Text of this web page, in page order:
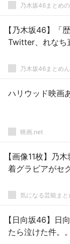
乃木坂46まとめの
【乃木坂46】「
Twitter、れなち
乃木坂46まとめ
ハリウッド映画
映画.net
【画像11枚】乃
着グラビアがセ
気になる芸能まと
【日向坂46】日
たら泣けた件。